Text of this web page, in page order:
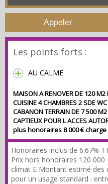
Appeler
Les points forts :
AU CALME
MAISON A RENOVER DE 120 M2
CUISINE 4 CHAMBRES 2 SDE
CABANON TERRAIN DE 7 500
CAPTIEUX POUR L ACCES
plus honoraires 8 000 €
Honoraires inclus de 6.67%
Prix hors honoraires 120 000
climat E Montant estimé des
pour un usage standard :